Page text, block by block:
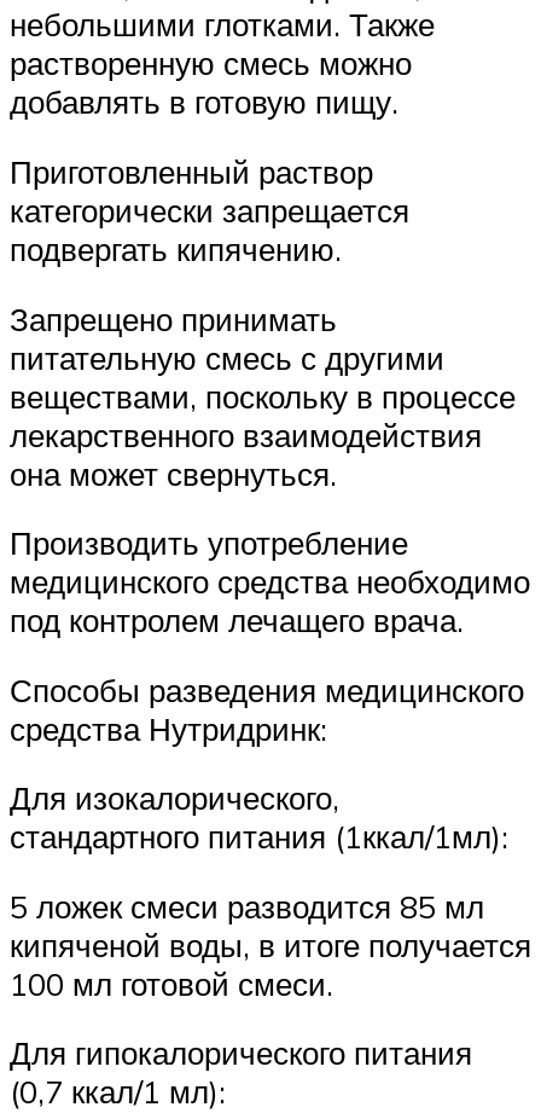
небольшими глотками. Также
растворенную смесь можно
добавлять в готовую пищу.
Приготовленный раствор
категорически запрещается
подвергать кипячению.
Запрещено принимать
питательную смесь с другими
веществами, поскольку в процессе
лекарственного взаимодействия
она может свернуться.
Производить употребление
медицинского средства необходимо
под контролем лечащего врача.
Способы разведения медицинского
средства Нутридринк:
Для изокалорического,
стандартного питания (1ккал/1мл):
5 ложек смеси разводится 85 мл
кипяченой воды, в итоге получается
100 мл готовой смеси.
Для гипокалорического питания
(0,7 ккал/1 мл):